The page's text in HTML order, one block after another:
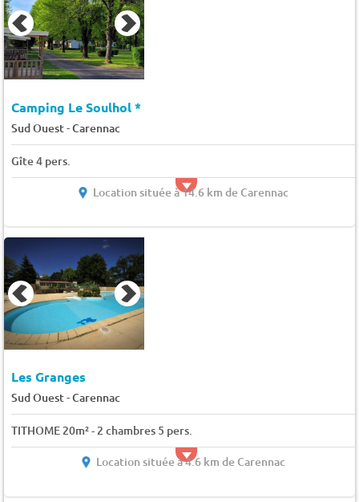
Camping Le Soulhol *
Sud Ouest-Carennac
Gîte 4 pers.
Location située à 14.6 km de Carennac
Les Granges
Sud Ouest-Carennac
TITHOME 20m² - 2 chambres 5 pers.
Location située à 4.6 km de Carennac